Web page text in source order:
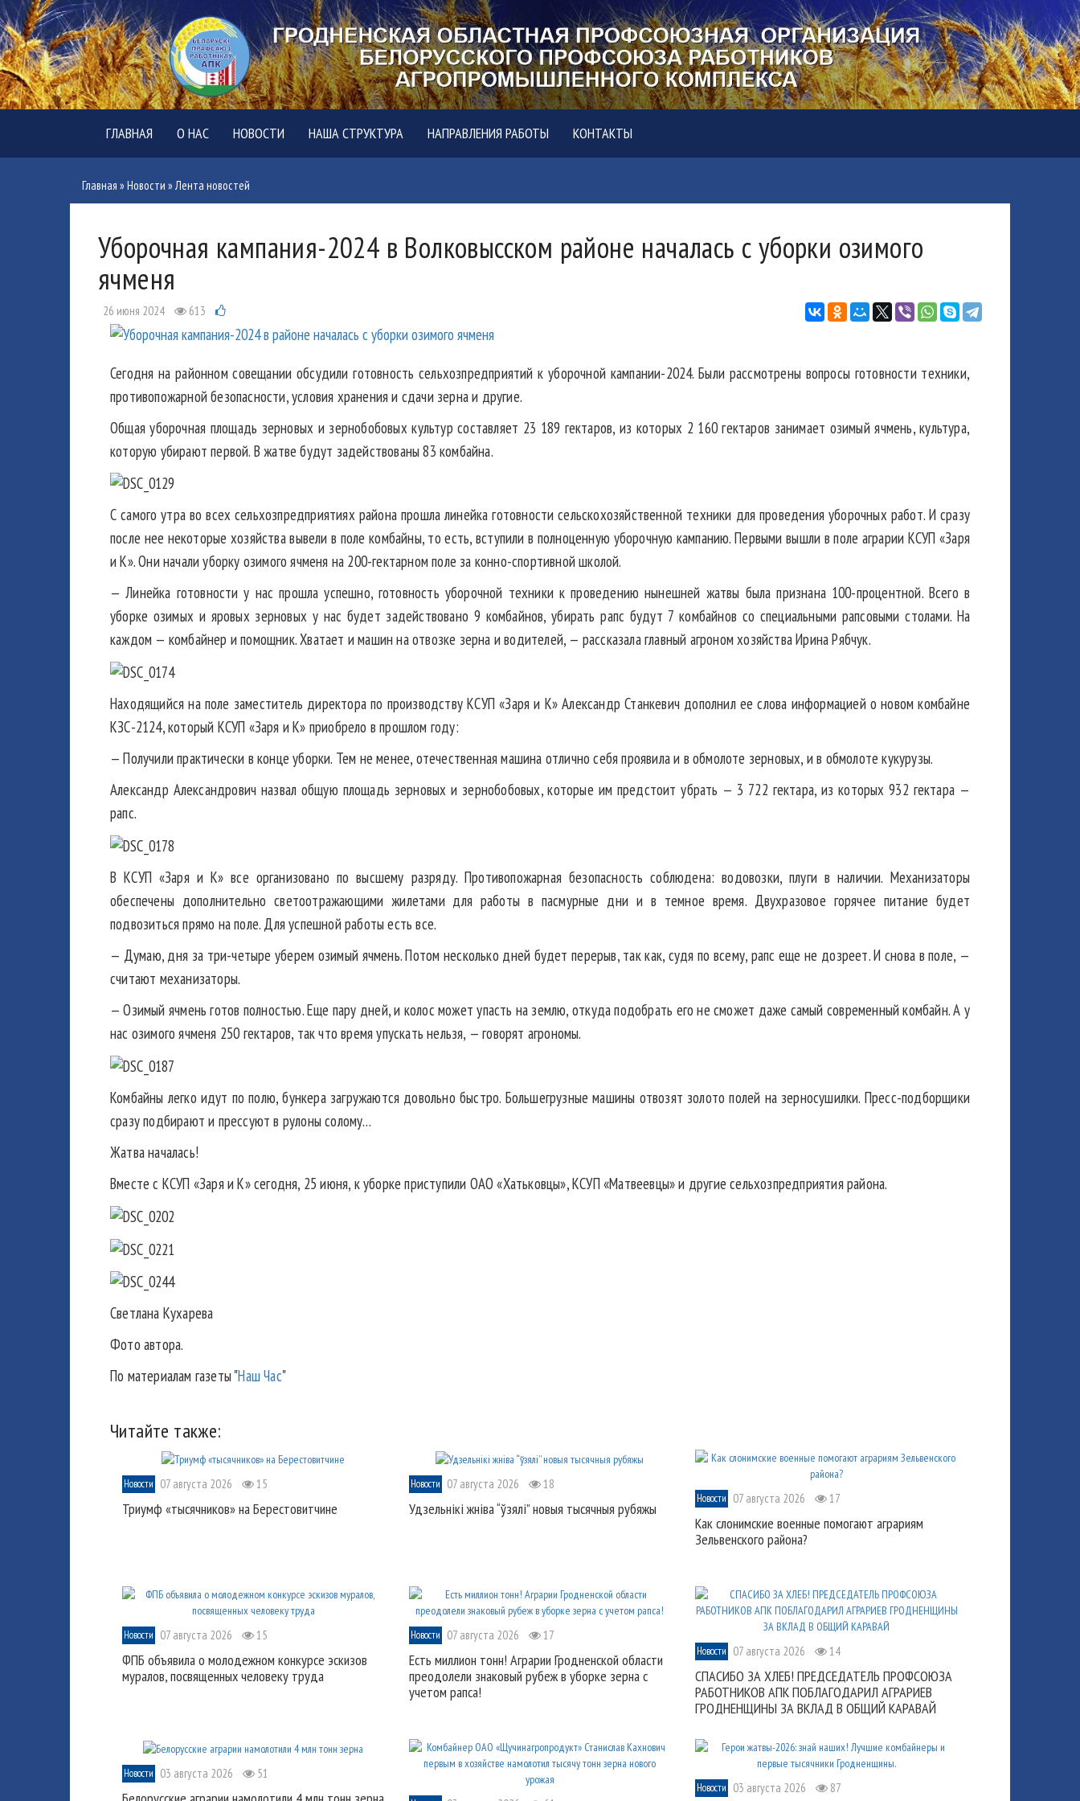
ГЛАВНАЯ О НАС НОВОСТИ НАША СТРУКТУРА НАПРАВЛЕНИЯ РАБОТЫ КОНТАКТЫ
Главная »Новости »Лента новостей
Уборочная кампания-2024 в Волковысском районе началась с уборки озимого
ячменя
26 июня 2024 613
Сегодня на районном совещании обсудили готовность сельхозпредприятий к уборочной кампании-2024. Были рассмотрены вопросы готовности техники,
противопожарной безопасности, условия хранения и сдачи зерна и другие.
Общая уборочная площадь зерновых и зернобобовых культур составляет 23 189 гектаров, из которых 2 160 гектаров занимает озимый ячмень, культура,
которую убирают первой. В жатве будут задействованы 83 комбайна.
С самого утра во всех сельхозпредприятиях района прошла линейка готовности сельскохозяйственной техники для проведения уборочных работ. И сразу
после нее некоторые хозяйства вывели в поле комбайны, то есть, вступили в полноценную уборочную кампанию. Первыми вышли в поле аграрии КСУП «Заря
и К». Они начали уборку озимого ячменя на 200-гектарном поле за конно-спортивной школой.
— Линейка готовности у нас прошла успешно, готовность уборочной техники к проведению нынешней жатвы была признана 100-процентной. Всего в
уборке озимых и яровых зерновых у нас будет задействовано 9 комбайнов, убирать рапс будут 7 комбайнов со специальными рапсовыми столами. На
каждом — комбайнер и помощник. Хватает и машин на отвозке зерна и водителей, — рассказала главный агроном хозяйства Ирина Рябчук.
Находящийся на поле заместитель директора по производству КСУП «Заря и К» Александр Станкевич дополнил ее слова информацией о новом комбайне
КЗС-2124, который КСУП «Заря и К» приобрело в прошлом году:
— Получили практически в конце уборки. Тем не менее, отечественная машина отлично себя проявила и в обмолоте зерновых, и в обмолоте кукурузы.
Александр Александрович назвал общую площадь зерновых и зернобобовых, которые им предстоит убрать — 3 722 гектара, из которых 932 гектара —
рапс.
В КСУП «Заря и К» все организовано по высшему разряду. Противопожарная безопасность соблюдена: водовозки, плуги в наличии. Механизаторы
обеспечены дополнительно светоотражающими жилетами для работы в пасмурные дни и в темное время. Двухразовое горячее питание будет
подвозиться прямо на поле. Для успешной работы есть все.
— Думаю, дня за три-четыре уберем озимый ячмень. Потом несколько дней будет перерыв, так как, судя по всему, рапс еще не дозреет. И снова в поле, —
считают механизаторы.
— Озимый ячмень готов полностью. Еще пару дней, и колос может упасть на землю, откуда подобрать его не сможет даже самый современный комбайн. А у
нас озимого ячменя 250 гектаров, так что время упускать нельзя, — говорят агрономы.
Комбайны легко идут по полю, бункера загружаются довольно быстро. Большегрузные машины отвозят золото полей на зерносушилки. Пресс-подборщики
сразу подбирают и прессуют в рулоны солому…
Жатва началась!
Вместе с КСУП «Заря и К» сегодня, 25 июня, к уборке приступили ОАО «Хатьковцы», КСУП «Матвеевцы» и другие сельхозпредприятия района.
Светлана Кухарева
Фото автора.
По материалам газеты "Наш Час"
Читайте также:
Новости 07 августа 2026 15
Триумф «тысячников» на Берестовитчине
Новости 07 августа 2026 18
Удзельнікі жніва “ўзялі” новыя тысячныя рубяжы
Новости 07 августа 2026 17
Как слонимские военные помогают аграриям
Зельвенского района?
Новости 07 августа 2026 15
ФПБ объявила о молодежном конкурсе эскизов
муралов, посвященных человеку труда
Новости 07 августа 2026 17
Есть миллион тонн! Аграрии Гродненской области
преодолели знаковый рубеж в уборке зерна с
учетом рапса!
Новости 07 августа 2026 14
СПАСИБО ЗА ХЛЕБ! ПРЕДСЕДАТЕЛЬ ПРОФСОЮЗА
РАБОТНИКОВ АПК ПОБЛАГОДАРИЛ АГРАРИЕВ
ГРОДНЕНЩИНЫ ЗА ВКЛАД В ОБЩИЙ КАРАВАЙ
Новости 03 августа 2026 51
Новости 03 августа 2026 87